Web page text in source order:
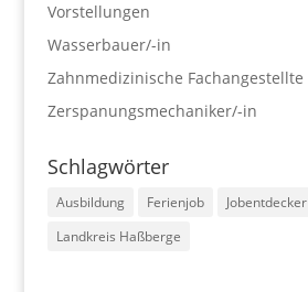
Vorstellungen
Wasserbauer/-in
Zahnmedizinische Fachangestellte
Zerspanungsmechaniker/-in
Schlagwörter
Ausbildung Ferienjob
Jobentdecker
Landkreis Haßberge